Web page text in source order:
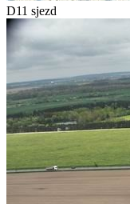
D11 sjezd